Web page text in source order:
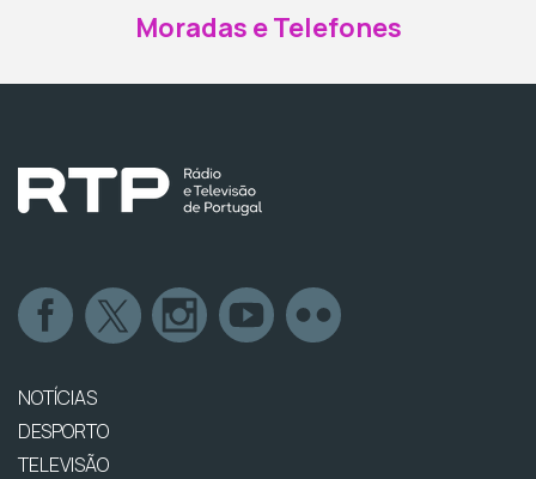
Moradas e Telefones
NOTÍCIAS
DESPORTO
TELEVISÃO